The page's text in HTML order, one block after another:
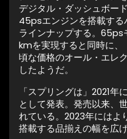
デジタル・ダッシュボー
45psエンジンを搭載する
ラインナップする。65ps
kmを実現すると同時に
頃な価格のオール・エレ
したようだ。
「スプリングは」2021
として発表。発売以来、
れている。2023年にはよ
搭載する品揃えの幅を広げ